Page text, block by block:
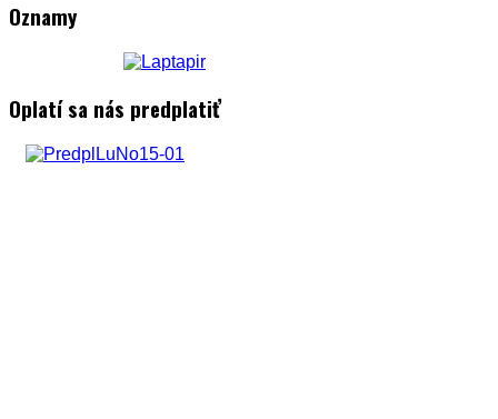
Oznamy
Oplatí sa nás predplatiť